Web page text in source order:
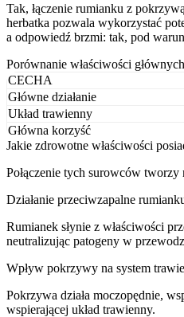
Tak, łączenie rumianku z
herbatka pozwala wykorzystać
a odpowiedź brzmi: tak, pod
Porównanie właściwości
CECHA
Główne działanie
Układ trawienny
Główna korzyść
Jakie zdrowotne właściwości
Połączenie tych surowców
Działanie przeciwzapalne
Rumianek słynie z właściwości
neutralizując patogeny w
Wpływ pokrzywy na system
Pokrzywa działa moczopędnie,
wspierającej układ trawienny.